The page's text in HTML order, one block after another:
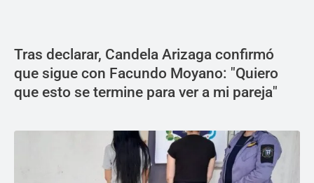
Tras declarar, Candela Arizaga confirmó
que sigue con Facundo Moyano: "Quiero
que esto se termine para ver a mi pareja"